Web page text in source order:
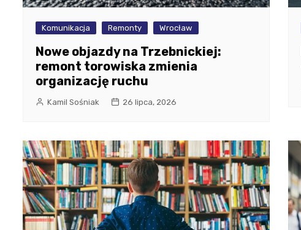
Komunikacja Remonty Wrocław
Nowe objazdy na Trzebnickiej:
remont torowiska zmienia
organizację ruchu
Kamil Sośniak 26 lipca, 2026